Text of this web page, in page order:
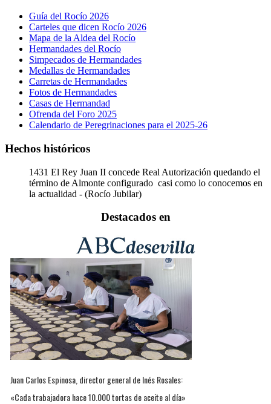
Guía del Rocío 2026
Carteles que dicen Rocío 2026
Mapa de la Aldea del Rocío
Hermandades del Rocío
Simpecados de Hermandades
Medallas de Hermandades
Carretas de Hermandades
Fotos de Hermandades
Casas de Hermandad
Ofrenda del Foro 2025
Calendario de Peregrinaciones para el 2025-26
Hechos históricos
1431 El Rey Juan II concede Real Autorización quedando el
término de Almonte configurado casi como lo conocemos en
la actualidad - (Rocío Jubilar)
Destacados en
Juan Carlos Espinosa, director general de Inés Rosales:
«Cada trabajadora hace 10.000 tortas de aceite al día»